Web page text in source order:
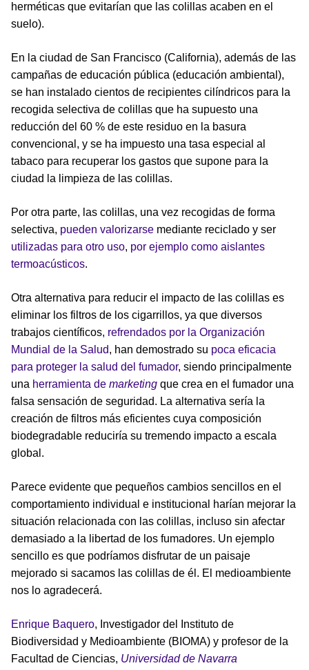
herméticas que evitarían que las colillas acaben en el
suelo).
En la ciudad de San Francisco (California), además de las
campañas de educación pública (educación ambiental),
se han instalado cientos de recipientes cilíndricos para la
recogida selectiva de colillas que ha supuesto una
reducción del 60 % de este residuo en la basura
convencional, y se ha impuesto una tasa especial al
tabaco para recuperar los gastos que supone para la
ciudad la limpieza de las colillas.
Por otra parte, las colillas, una vez recogidas de forma
selectiva, pueden valorizarse mediante reciclado y ser
utilizadas para otro uso, por ejemplo como aislantes
termoacústicos.
Otra alternativa para reducir el impacto de las colillas es
eliminar los filtros de los cigarrillos, ya que diversos
trabajos científicos, refrendados por la Organización
Mundial de la Salud, han demostrado su poca eficacia
para proteger la salud del fumador, siendo principalmente
una herramienta de marketing que crea en el fumador una
falsa sensación de seguridad. La alternativa sería la
creación de filtros más eficientes cuya composición
biodegradable reduciría su tremendo impacto a escala
global.
Parece evidente que pequeños cambios sencillos en el
comportamiento individual e institucional harían mejorar la
situación relacionada con las colillas, incluso sin afectar
demasiado a la libertad de los fumadores. Un ejemplo
sencillo es que podríamos disfrutar de un paisaje
mejorado si sacamos las colillas de él. El medioambiente
nos lo agradecerá.
Enrique Baquero, Investigador del Instituto de
Biodiversidad y Medioambiente (BIOMA) y profesor de la
Facultad de Ciencias, Universidad de Navarra